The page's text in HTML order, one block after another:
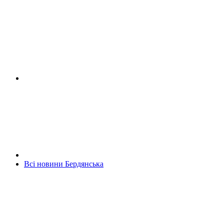
Всі новини Бердянська